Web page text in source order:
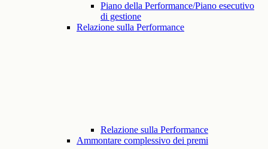
Piano della Performance/Piano esecutivo
di gestione
Relazione sulla Performance
Relazione sulla Performance
Ammontare complessivo dei premi